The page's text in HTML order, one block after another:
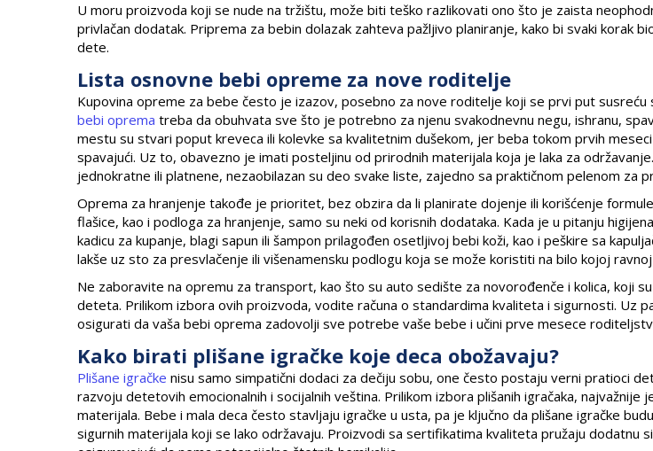
U moru proizvoda koji se nude na tržištu, može biti teško razlikovati ono što je zaista
privlačan dodatak. Priprema za bebin dolazak zahteva pažljivo planiranje, kako bi svaki korak
dete.
Lista osnovne bebi opreme za nove roditelje
Kupovina opreme za bebe često je izazov, posebno za nove roditelje koji se prvi put susreću
bebi oprema treba da obuhvata sve što je potrebno za njenu svakodnevnu negu, ishranu,
mestu su stvari poput kreveca ili kolevke sa kvalitetnim dušekom, jer beba tokom prvih
spavajući. Uz to, obavezno je imati posteljinu od prirodnih materijala koja je laka za
jednokratne ili platnene, nezaobilazan su deo svake liste, zajedno sa praktičnom pelenom za
Oprema za hranjenje takođe je prioritet, bez obzira da li planirate dojenje ili korišćenje
flašice, kao i podloga za hranjenje, samo su neki od korisnih dodataka. Kada je u pitanju
kadicu za kupanje, blagi sapun ili šampon prilagođen osetljivoj bebi koži, kao i peškire sa
lakše uz sto za presvlačenje ili višenamensku podlogu koja se može koristiti na bilo kojoj
Ne zaboravite na opremu za transport, kao što su auto sedište za novorođenče i kolica, koji
deteta. Prilikom izbora ovih proizvoda, vodite računa o standardima kvaliteta i sigurnosti. Uz
osigurati da vaša bebi oprema zadovolji sve potrebe vaše bebe i učini prve mesece
Kako birati plišane igračke koje deca obožavaju?
Plišane igračke nisu samo simpatični dodaci za dečiju sobu, one često postaju verni pratioci
razvoju detetovih emocionalnih i socijalnih veština. Prilikom izbora plišanih igračaka, najvažnije
materijala. Bebe i mala deca često stavljaju igračke u usta, pa je ključno da plišane igračke
sigurnih materijala koji se lako održavaju. Proizvodi sa sertifikatima kvaliteta pružaju dodatnu